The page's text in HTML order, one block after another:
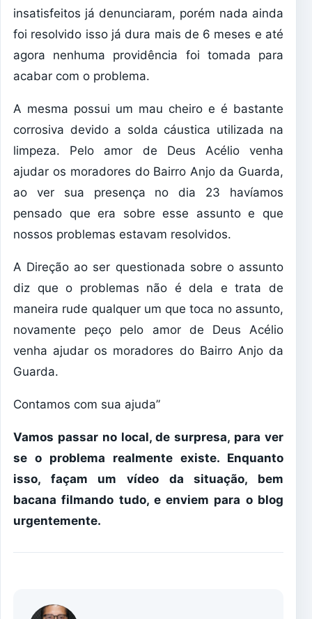
insatisfeitos já denunciaram, porém nada ainda
foi resolvido isso já dura mais de 6 meses e até
agora nenhuma providência foi tomada para
acabar com o problema.
A mesma possui um mau cheiro e é bastante
corrosiva devido a solda cáustica utilizada na
limpeza. Pelo amor de Deus Acélio venha
ajudar os moradores do Bairro Anjo da Guarda,
ao ver sua presença no dia 23 havíamos
pensado que era sobre esse assunto e que
nossos problemas estavam resolvidos.
A Direção ao ser questionada sobre o assunto
diz que o problemas não é dela e trata de
maneira rude qualquer um que toca no assunto,
novamente peço pelo amor de Deus Acélio
venha ajudar os moradores do Bairro Anjo da
Guarda.
Contamos com sua ajuda”
Vamos passar no local, de surpresa, para ver
se o problema realmente existe. Enquanto
isso, façam um vídeo da situação, bem
bacana filmando tudo, e enviem para o blog
urgentemente.